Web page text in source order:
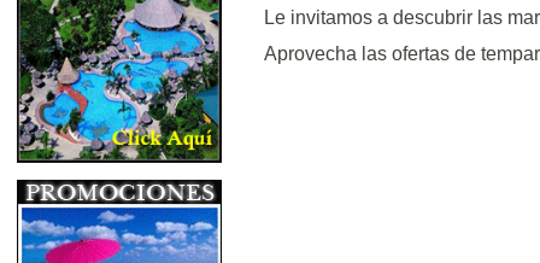
Le invitamos a descubrir las
Aprovecha las ofertas de